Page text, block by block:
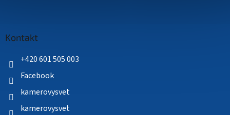
Kontakt
+420 601 505 003
Facebook
kamerovysvet
kamerovysvet